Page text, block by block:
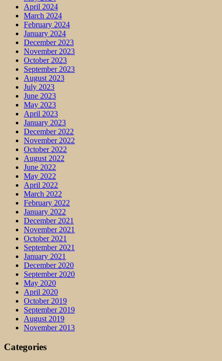
April 2024
March 2024
February 2024
January 2024
December 2023
November 2023
October 2023
September 2023
August 2023
July 2023
June 2023
May 2023
April 2023
January 2023
December 2022
November 2022
October 2022
August 2022
June 2022
May 2022
April 2022
March 2022
February 2022
January 2022
December 2021
November 2021
October 2021
September 2021
January 2021
December 2020
September 2020
May 2020
April 2020
October 2019
September 2019
August 2019
November 2013
Categories